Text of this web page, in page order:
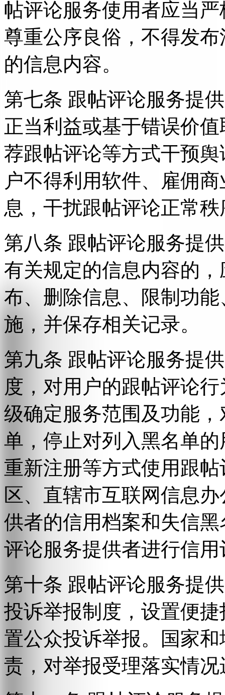
帖评论服务使用者应当
尊重公序良俗，不得发
的信息内容。
第七条 跟帖评论服务提
正当利益或基于错误价
荐跟帖评论等方式干预
户不得利用软件、雇佣
息，干扰跟帖评论正常
第八条 跟帖评论服务提
有关规定的信息内容的
布、删除信息、限制功
施，并保存相关记录。
第九条 跟帖评论服务提
度，对用户的跟帖评论
级确定服务范围及功能
单，停止对列入黑名单
重新注册等方式使用跟
区、直辖市互联网信息
供者的信用档案和失信
评论服务提供者进行信用
第十条 跟帖评论服务提
投诉举报制度，设置便
置公众投诉举报。国家
责，对举报受理落实情